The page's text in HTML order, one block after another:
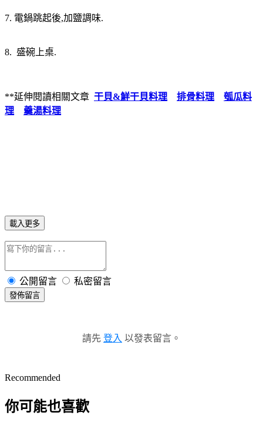
7. 電鍋跳起後,加鹽調味.
8. 盛碗上桌.
**延伸閱讀相關文章 干貝&鮮干貝料理 排骨料理
瓠瓜料
理
羹湯料理
載入更多
公開留言 私密留言
發佈留言
請先 登入 以發表留言。
Recommended
你可能也喜歡